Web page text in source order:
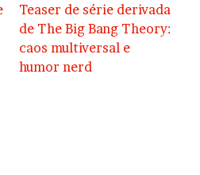
Teaser de série derivada
de The Big Bang Theory:
caos multiversal e
humor nerd